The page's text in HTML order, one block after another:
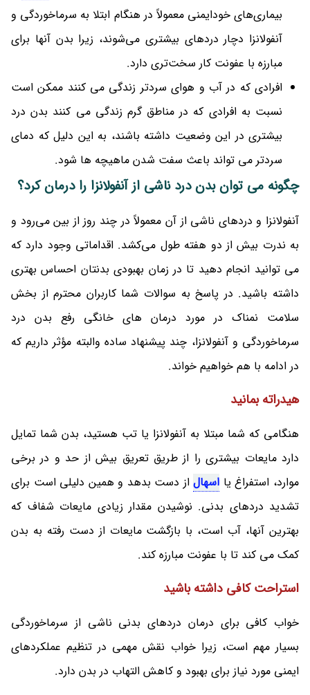
بیماری‌های خودایمنی معمولاً در هنگام ابتلا به سرماخوردگی و
آنفولانزا دچار دردهای بیشتری می‌شوند، زیرا بدن آنها برای
مبارزه با عفونت کار سخت‌تری دارد.
افرادی که در آب و هوای سردتر زندگی می کنند ممکن است
نسبت به افرادی که در مناطق گرم زندگی می کنند بدن درد
بیشتری در این وضعیت داشته باشند، به این دلیل که دمای
سردتر می تواند باعث سفت شدن ماهیچه ها شود.
چگونه می توان بدن درد ناشی از آنفولانزا را درمان کرد؟
آنفولانزا و دردهای ناشی از آن معمولاً در چند روز از بین می‌رود و
به ندرت بیش از دو هفته طول می‌کشد. اقداماتی وجود دارد که
می توانید انجام دهید تا در زمان بهبودی بدنتان احساس بهتری
داشته باشید. در پاسخ به سوالات شما کاربران محترم از بخش
سلامت نمناک در مورد درمان های خانگی رفع بدن درد
سرماخوردگی و آنفولانزا، چند پیشنهاد ساده والبته مؤثر داریم که
در ادامه با هم خواهیم خواند.
هیدراته بمانید
هنگامی که شما مبتلا به آنفولانزا یا تب هستید، بدن شما تمایل
دارد مایعات بیشتری را از طریق تعریق بیش از حد و در برخی
موارد، استفراغ یا اسهالاز دست بدهد و همین دلیلی است برای
تشدید دردهای بدنی. نوشیدن مقدار زیادی مایعات شفاف که
بهترین آنها، آب است، با بازگشت مایعات از دست رفته به بدن
کمک می کند تا با عفونت مبارزه کند.
استراحت کافی داشته باشید
خواب کافی برای درمان دردهای بدنی ناشی از سرماخوردگی
بسیار مهم است، زیرا خواب نقش مهمی در تنظیم عملکردهای
ایمنی مورد نیاز برای بهبود و کاهش التهاب در بدن دارد.